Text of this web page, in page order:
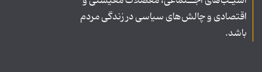
اقتصادی و چالش‌های سیاسی در زندگی مردم
باشد.